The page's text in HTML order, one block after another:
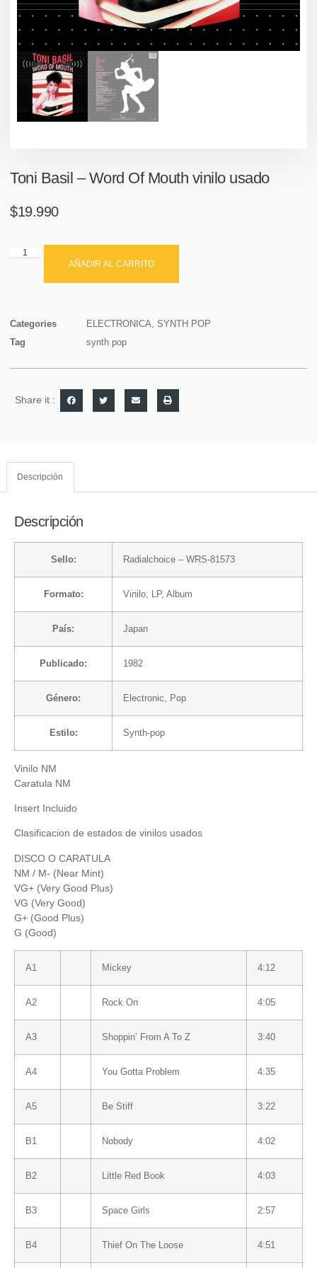
Toni Basil – Word Of Mouth vinilo usado
$19.990
AÑADIR AL CARRITO
Categories ELECTRONICA, SYNTH POP
Tag
synth pop
Share it :
Descripción
Descripción
Sello: Radialchoice – WRS-81573
Formato: Vinilo , LP, Album
País: Japan
Publicado: 1982
Género: Electronic Pop
Estilo: Synth-pop
Vinilo NM
Caratula NM
Insert Incluido
Clasificacion de estados de vinilos usados
DISCO O CARATULA
NM / M- (Near Mint)
VG+ (Very Good Plus)
VG (Very Good)
G+ (Good Plus)
G (Good)
A1 Mickey 4:12
A2 Rock On 4:05
A3 Shoppin’ From A To Z 3:40
A4 You Gotta Problem 4:35
A5 Be Stiff 3:22
B1 Nobody 4:02
B2 Little Red Book 4:03
B3 Space Girls 2:57
B4 Thief On The Loose 4:51